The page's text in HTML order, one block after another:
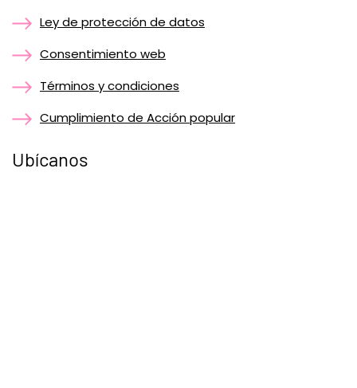
Ley de protección de datos
Consentimiento web
Términos y condiciones
Cumplimiento de Acción popular
Ubícanos